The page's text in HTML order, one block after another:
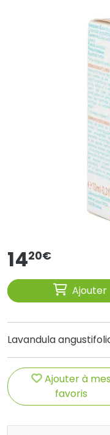
1420€
Ajouter
Lavandula
Ajouter à mes
favoris